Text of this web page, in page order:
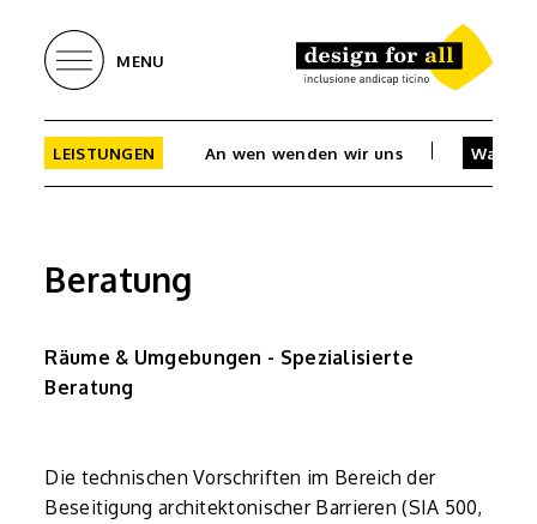
MENU
LEISTUNGEN An wen wenden wir uns Was
Beratung
Räume & Umgebungen - Spezialisierte
Beratung
Die technischen Vorschriften im Bereich der
Beseitigung architektonischer Barrieren (SIA 500,